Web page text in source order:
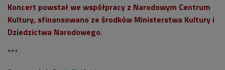
Koncert powstał we współpracy z Narodowym Centrum
Kultury, sfinansowano ze środków Ministerstwa Kultury i
Dziedzictwa Narodowego.
***